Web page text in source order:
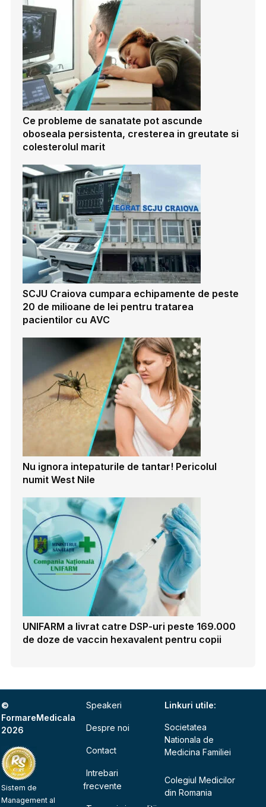
Ce probleme de sanatate pot ascunde
oboseala persistenta, cresterea in greutate si
colesterolul marit
SCJU Craiova cumpara echipamente de peste
20 de milioane de lei pentru tratarea
pacientilor cu AVC
Nu ignora intepaturile de tantar! Pericolul
numit West Nile
UNIFARM a livrat catre DSP-uri peste 169.000
de doze de vaccin hexavalent pentru copii
©
FormareMedicala
2026
Sistem de
Management al
Speakeri
Despre noi
Contact
Intrebari
frecvente
Linkuri utile:
Societatea
Nationala de
Medicina Familiei
Colegiul Medicilor
din Romania